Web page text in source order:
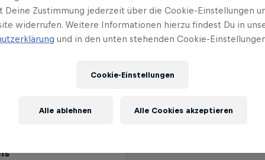
Deine Zustimmung jederzeit über die Cookie-Einstellungen
widerrufen. Weitere Informationen hierzu findest Du in
und in den unten stehenden Cookie-
Cookie-Einstellungen
Alle ablehnen Alle Cookies akzeptieren